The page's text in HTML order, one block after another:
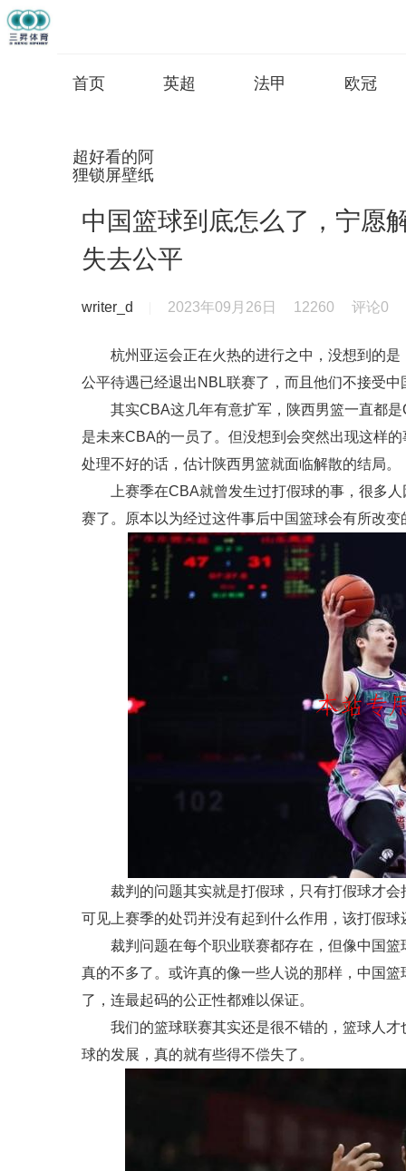
首页 英超 法甲 欧冠
超好看的阿
狸锁屏壁纸
中国篮球到底怎么了，宁愿
失去公平
writer_d 2023年09月26日 12260 评论0
杭州亚运会正在火热的进行之中，没想到的
公平待遇已经退出NBL联赛了，而且他们不接受
其实CBA这几年有意扩军，陕西男篮一直都
是未来CBA的一员了。但没想到会突然出现这样
处理不好的话，估计陕西男篮就面临解散的结局。
上赛季在CBA就曾发生过打假球的事，很多
赛了。原本以为经过这件事后中国篮球会有所改
裁判的问题其实就是打假球，只有打假球才
可见上赛季的处罚并没有起到什么作用，该打假球
裁判问题在每个职业联赛都存在，但像中国
真的不多了。或许真的像一些人说的那样，中国
了，连最起码的公正性都难以保证。
我们的篮球联赛其实还是很不错的，篮球人
球的发展，真的就有些得不偿失了。